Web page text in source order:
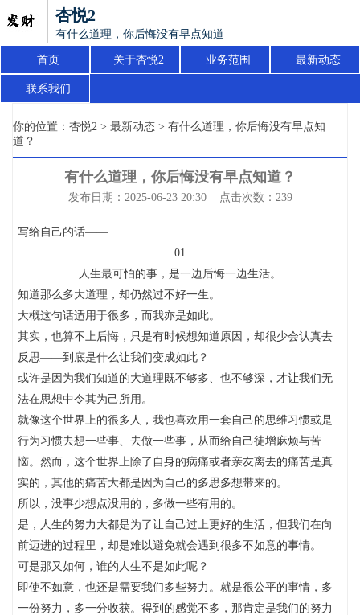
杏悦2
有什么道理，你后悔没有早点知道？
首页 关于杏悦2 业务范围 最新动态
联系我们
你的位置： 杏悦2 > 最新动态 > 有什么道理，你后悔没有早点知
道？
有什么道理，你后悔没有早点知道？
发布日期：2025-06-23 20:30 点击次数：239
写给自己的话——
01
人生最可怕的事，是一边后悔一边生活。
知道那么多大道理，却仍然过不好一生。
大概这句话适用于很多，而我亦是如此。
其实，也算不上后悔，只是有时候想知道原因，却很少会认真去
反思——到底是什么让我们变成如此？
或许是因为我们知道的大道理既不够多、也不够深，才让我们无
法在思想中令其为己所用。
就像这个世界上的很多人，我也喜欢用一套自己的思维习惯或是
行为习惯去想一些事、去做一些事，从而给自己徒增麻烦与苦
恼。然而，这个世界上除了自身的病痛或者亲友离去的痛苦是真
实的，其他的痛苦大都是因为自己的多思多想带来的。
所以，没事少想点没用的，多做一些有用的。
是，人生的努力大都是为了让自己过上更好的生活，但我们在向
前迈进的过程里，却是难以避免就会遇到很多不如意的事情。
可是那又如何，谁的人生不是如此呢？
即使不如意，也还是需要我们多些努力。就是很公平的事情，多
一份努力，多一分收获。得到的感觉不多，那肯定是我们的努力